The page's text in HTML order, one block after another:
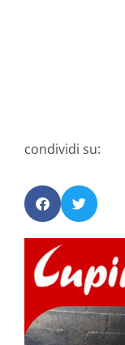
condividi su: